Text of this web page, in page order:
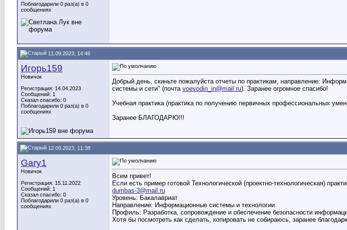
Поблагодарили 0 раз(а) в 0
сообщениях
11.09.2023, 14:46
Игорь159
Новичок
Регистрация: 14.04.2023
Сообщений: 1
Сказал спасибо: 0
Поблагодарили 0 раз(а) в 0
сообщениях
Добрый день, скиньте пожалуйста отчеты по практикам, направление:
системы и сети" (почта voevodin_in@mail.ru). Заранее огромное спасибо!
Учебная практика (практика по получению первичных профессиональных
Заранее БЛАГОДАРЮ!!!
12.09.2023, 11:38
Gary1
Новичок
Регистрация: 15.11.2022
Сообщений: 1
Сказал спасибо: 0
Поблагодарили 0 раз(а) в 0
сообщениях
Всем привет!
Если есть пример готовой Технологической (проектно-технологическая)
dumbas-3@mail.ru
Уровень: Бакалавриат
Направление: Информационные системы и технологии
Профиль: Разработка, сопровождение и обеспечение безопасности
Хотя бы посмотреть как сделать, копировать не собираюсь, заранее